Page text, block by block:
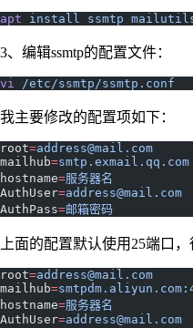
apt install ssmtp
3、编辑ssmtp的配置文件：
vi /etc/ssmtp/ssmtp.conf
我主要修改的配置项如下：
root=address@mail.com
mailhub=smtp.exmail.qq.com
hostname=服务器名
AuthUser=address@mail.com
AuthPass=邮箱密码
上面的配置默认使用25端口
root=address@mail.com
mailhub=
hostname=服务器名
AuthUser=address@mail.com